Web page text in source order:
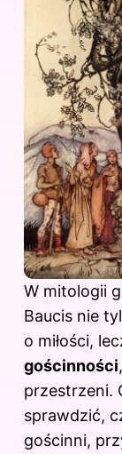
W mitologii
Baucis nie
o miłości,
gościnności
przestrzeni.
sprawdzić,
gościnni,